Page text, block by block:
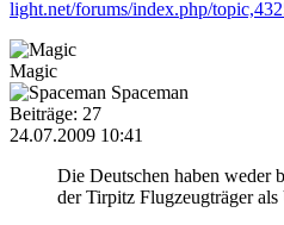
light.net/forums/index.php/
Magic
Spaceman
Beiträge: 27
24.07.2009 10:41
Die Deutschen haben weder
der Tirpitz Flugzeugträger als